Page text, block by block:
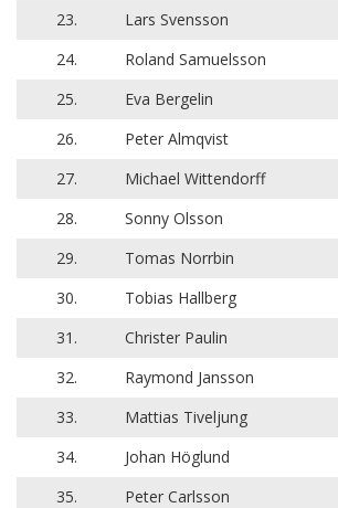
23.
Lars Svensson
24.
Roland Samuelsson
25.
Eva Bergelin
26.
Peter Almqvist
27.
Michael Wittendorff
28.
Sonny Olsson
29.
Tomas Norrbin
30.
Tobias Hallberg
31.
Christer Paulin
32.
Raymond Jansson
33.
Mattias Tiveljung
34.
Johan Höglund
35.
Peter Carlsson